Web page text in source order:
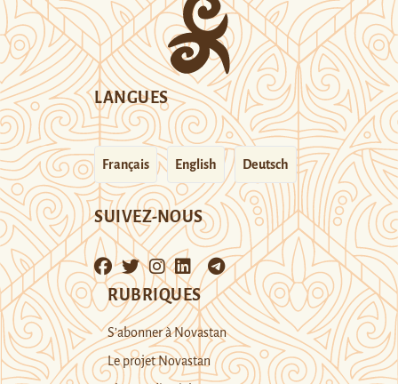
LANGUES
Français English Deutsch
SUIVEZ-NOUS
RUBRIQUES
S’abonner à Novastan
Le projet Novastan